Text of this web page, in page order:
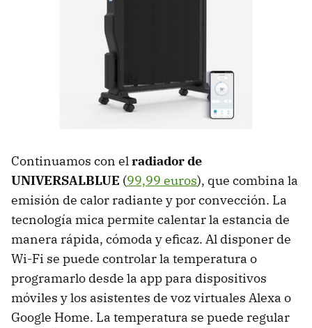
Continuamos con elradiador de
UNIVERSALBLUE (99,99 euros), que combina la
emisión de calor radiante y por convección. La
tecnología mica permite calentar la estancia de
manera rápida, cómoda y eficaz. Al disponer de
Wi-Fi se puede controlar la temperatura o
programarlo desde la app para dispositivos
móviles y los asistentes de voz virtuales Alexa o
Google Home. La temperatura se puede regular